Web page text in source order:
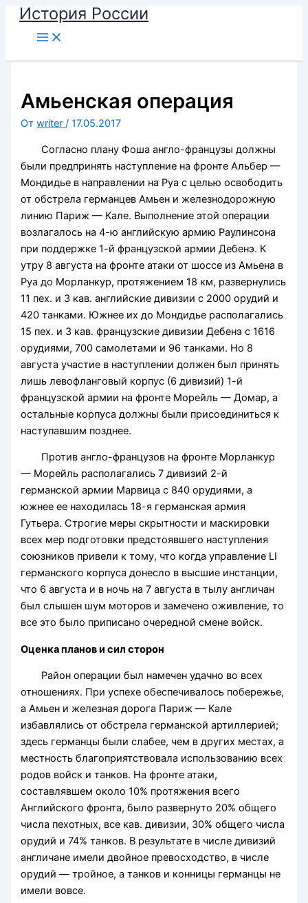
Перейти
История России
Амьенская операция
Отwriter/17.05.2017
Согласно плану Фоша англо-французы должны
были предпринять наступление на фронте Альбер —
Мондидье в направлении на Руа с целью освободить
от обстрела германцев Амьен и железнодорожную
линию Париж — Кале. Выполнение этой операции
возлагалось на 4-ю английскую армию Раулинсона
при поддержке 1-й французской армии Дебенэ. К
утру 8 августа на фронте атаки от шоссе из Амьена в
Руа до Морланкур, протяжением 18 км, развернулись
11 пех. и 3 кав. английские дивизии с 2000 орудий и
420 танками. Южнее их до Мондидье располагались
15 пех. и 3 кав. французские дивизии Дебенэ с 1616
орудиями, 700 самолетами и 96 танками. Но 8
августа участие в наступлении должен был принять
лишь левофланговый корпус (6 дивизий) 1-й
французской армии на фронте Морейль — Домар, а
остальные корпуса должны были присоединиться к
наступавшим позднее.
Против англо-французов на фронте Морланкур
— Морейль располагались 7 дивизий 2-й
германской армии Марвица с 840 орудиями, а
южнее ее находилась 18-я германская армия
Гутьера. Строгие меры скрытности и маскировки
всех мер подготовки предстоявшего наступления
союзников привели к тому, что когда управление LI
германского корпуса донесло в высшие инстанции,
что 6 августа и в ночь на 7 августа в тылу англичан
был слышен шум моторов и замечено оживление, то
все это было приписано очередной смене войск.
Оценка планов и сил сторон
Район операции был намечен удачно во всех
отношениях. При успехе обеспечивалось побережье,
а Амьен и железная дорога Париж — Кале
избавлялись от обстрела германской артиллерией;
здесь германцы были слабее, чем в других местах, а
местность благоприятствовала использованию всех
родов войск и танков. На фронте атаки,
составлявшем около 10% протяжения всего
Английского фронта, было развернуто 20% общего
числа пехотных, все кав. дивизии, 30% общего числа
орудий и 74% танков. В результате в числе дивизий
англичане имели двойное превосходство, в числе
орудий — тройное, а танков и конницы германцы не
имели вовсе.